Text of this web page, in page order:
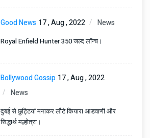
Good News 17 , Aug , 2022 News
Royal Enfield Hunter 350 जल्द लॉन्च।
Bollywood Gossip 17 , Aug , 2022
News
दुबई से छुट्टियां मनाकर लौटे कियारा आडवाणी और
सिद्धार्थ मल्होत्रा।